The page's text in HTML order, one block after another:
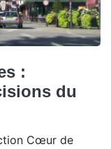
:
du
Cœur de